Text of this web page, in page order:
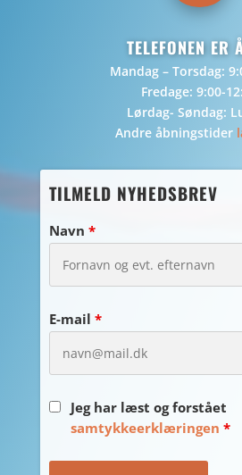
TELEFONEN ER
Mandag – Torsdag:
Fredage: 9:00-
Lørdag- Søndag:
Andre åbningstider
TILMELD NYHEDSBREV
Navn *
E-mail *
Jeg har læst og forstået
samtykkeerklæringen *